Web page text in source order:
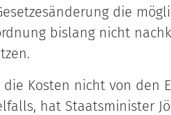
die
bislang nicht
Kosten nicht von den
hat Staatsminister